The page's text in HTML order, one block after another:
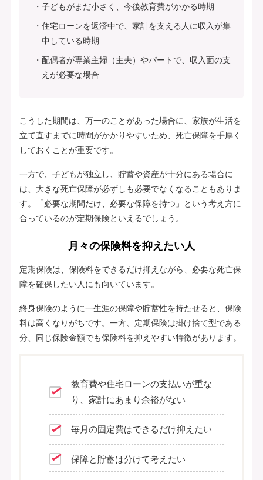
子どもがまだ小さく、今後教育費がかかる時期
住宅ローンを返済中で、家計を支える人に収入が集
中している時期
配偶者が専業主婦（主夫）やパートで、収入面の支
えが必要な場合
こうした期間は、万一のことがあった場合に、家族が生活を
立て直すまでに時間がかかりやすいため、死亡保障を手厚く
しておくことが重要です。
一方で、子どもが独立し、貯蓄や資産が十分にある場合に
は、大きな死亡保障が必ずしも必要でなくなることもありま
す。「必要な期間だけ、必要な保障を持つ」という考え方に
合っているのが定期保険といえるでしょう。
月々の保険料を抑えたい人
定期保険は、保険料をできるだけ抑えながら、必要な死亡保
障を確保したい人にも向いています。
終身保険のように一生涯の保障や貯蓄性を持たせると、保険
料は高くなりがちです。一方、定期保険は掛け捨て型である
分、同じ保険金額でも保険料を抑えやすい特徴があります。
教育費や住宅ローンの支払いが重な
り、家計にあまり余裕がない
毎月の固定費はできるだけ抑えたい
保障と貯蓄は分けて考えたい